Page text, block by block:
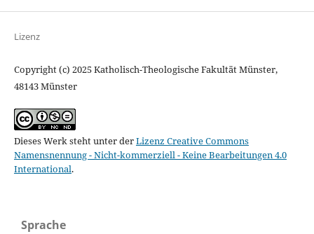
Lizenz
Copyright (c) 2025 Katholisch-Theologische Fakultät Münster,
48143 Münster
Dieses Werk steht unter derLizenz Creative Commons
Namensnennung - Nicht-kommerziell - Keine Bearbeitungen 4.0
International.
Sprache